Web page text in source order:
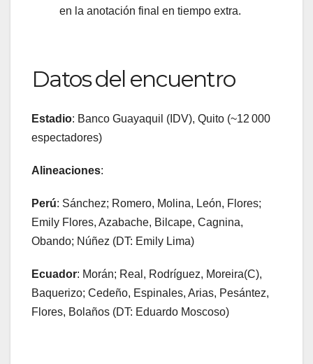
en la anotación final en tiempo extra.
Datos del encuentro
Estadio: Banco Guayaquil (IDV), Quito (~12 000
espectadores)
Alineaciones:
Perú: Sánchez; Romero, Molina, León, Flores;
Emily Flores, Azabache, Bilcape, Cagnina,
Obando; Núñez (DT: Emily Lima)
Ecuador: Morán; Real, Rodríguez, Moreira(C),
Baquerizo; Cedeño, Espinales, Arias, Pesántez,
Flores, Bolaños (DT: Eduardo Moscoso)